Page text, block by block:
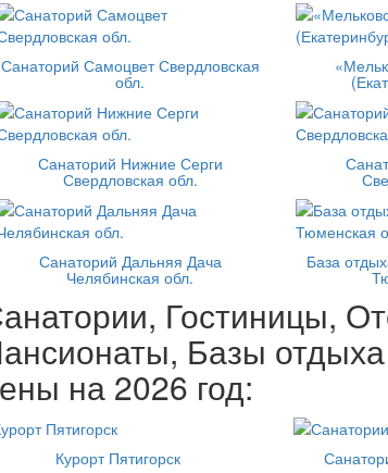
Санаторий Самоцвет Свердловская
обл.
Санаторий Нижние Серги
Свердловская обл.
Санаторий Дальняя Дача
Челябинская обл.
База
Гостиницы,
Базы
на 2026 год:
Курорт Пятигорск